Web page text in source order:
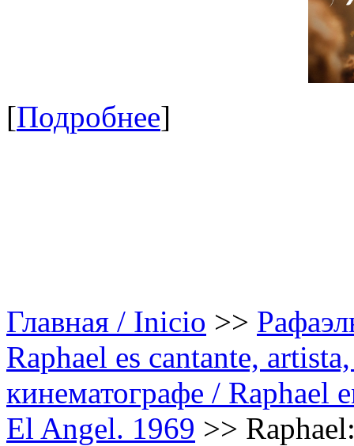
[Подробнее]
Главная / Inicio >>
Raphael es cantante,
кинематографе / Raphael
El Angel. 1969 >>